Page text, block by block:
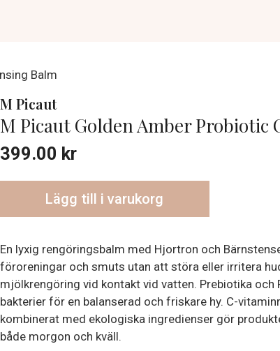
Balm
M Picaut
M Picaut Golden Amber Probiotic
399.00 kr
Lägg till i varukorg
En lyxig rengöringsbalm med Hjortron och
föroreningar och smuts utan att störa eller irritera
mjölkrengöring vid kontakt vid vatten. Prebiotika
bakterier för en balanserad och friskare hy. C-
kombinerat med ekologiska ingredienser gör
både morgon och kväll.